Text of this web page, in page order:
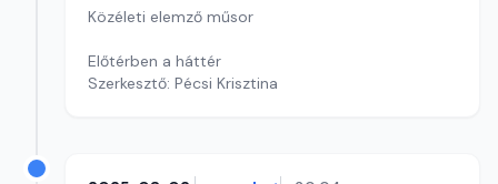
Közéleti elemző műsor
Előtérben a háttér
Szerkesztő: Pécsi Krisztina